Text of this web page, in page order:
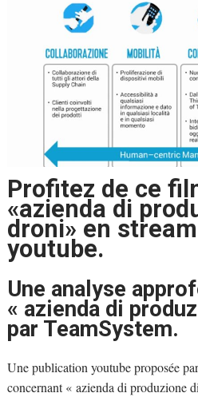
Profitez de ce
«azienda di
droni» en
youtube.
Une analyse
« azienda di
par TeamSystem.
Une publication youtube proposée
concernant « azienda di produzione